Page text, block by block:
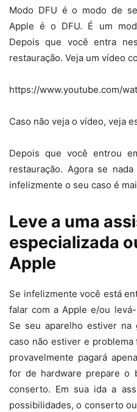
Modo DFU é o modo de
Apple é o DFU. É um
Depois que você entra
restauração. Veja um vídeo
https://www.youtube.com/
Caso não veja o vídeo, veja
Depois que você entrou
restauração. Agora se
infelizmente o seu caso é
Leve a uma
especializada
Apple
Se infelizmente você está
falar com a Apple e/ou
Se seu aparelho estiver na
caso não estiver e
provavelmente pagará
for de hardware prepare o
conserto. Em sua ida a
possibilidades, o conserto